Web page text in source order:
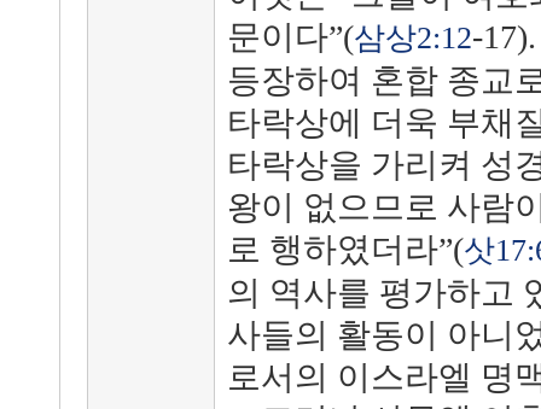
문이다”(삼상2:12-
등장하여 혼합 종교
타락상에 더욱 부채
타락상을 가리켜 성
왕이 없으므로 사람
로 행하였더라”(삿
의 역사를 평가하고
사들의 활동이 아니
로서의 이스라엘 명